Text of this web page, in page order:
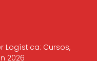
Logística: Cursos,
2026